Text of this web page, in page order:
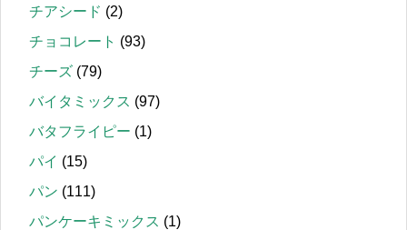
チアシード (2)
チョコレート (93)
チーズ (79)
バイタミックス (97)
バタフライピー (1)
パイ (15)
パン (111)
パンケーキミックス (1)